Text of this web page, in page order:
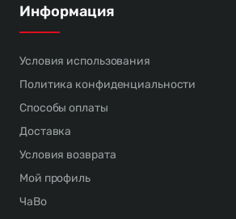
Информация
Условия использования
Политика конфиденциальности
Способы оплаты
Доставка
Условия возврата
Мой профиль
ЧаВо